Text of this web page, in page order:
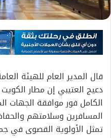
قال المدير العام للهيئة
دعيج العتيبي إن مطار
الكامل فور موافقة الجهات
المسافرين وسلامتهم
تمثل الأولوية القصوى في